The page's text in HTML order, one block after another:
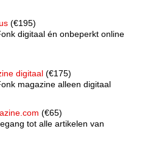
(€195)
digitaal én onbeperkt online
digitaal (€175)
magazine alleen digitaal
(€65)
tot alle artikelen van